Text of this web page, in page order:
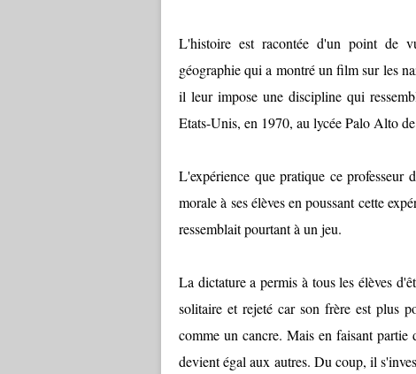
L'histoire est racontée d'un point de
géographie qui a montré un film sur les
il leur impose une discipline qui
Etats-Unis, en 1970, au lycée Palo Alto
L'expérience que pratique ce
morale à ses élèves en poussant cette
ressemblait pourtant à un jeu.
La dictature a permis à tous les élèves
solitaire et rejeté car son frère est plus
comme un cancre. Mais en faisant
devient égal aux autres. Du coup, il